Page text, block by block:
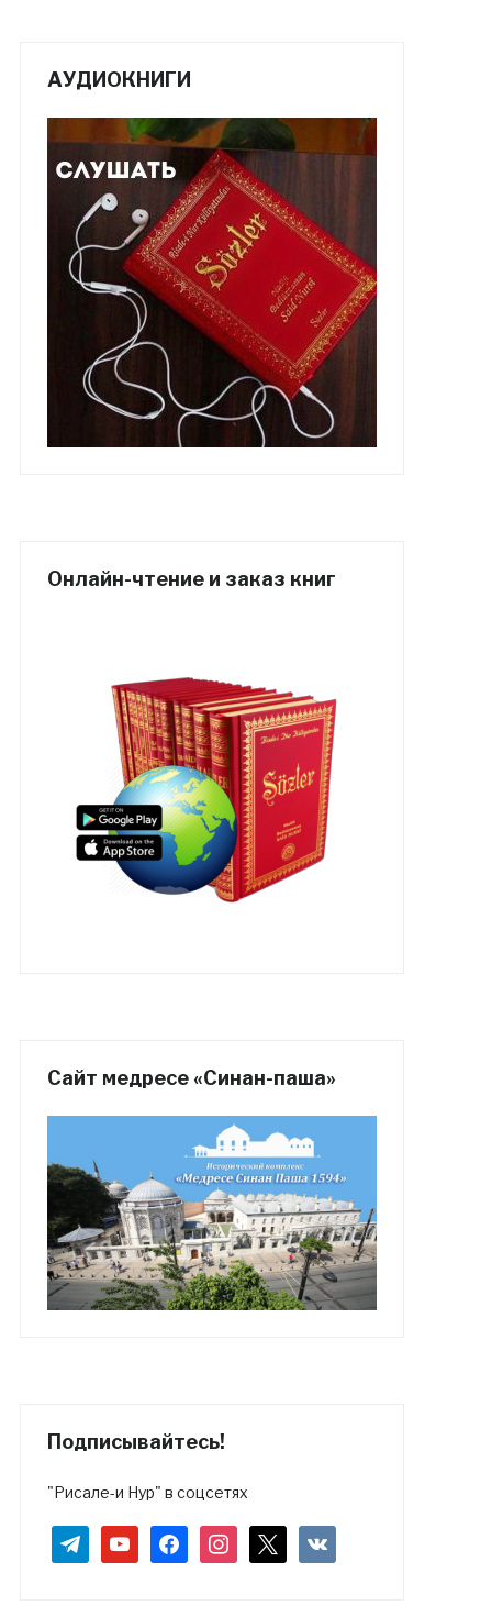
АУДИОКНИГИ
Онлайн-чтение и заказ книг
Сайт медресе «Синан-паша»
Подписывайтесь!
"Рисале-и Нур" в соцсетях
telegramyoutubefacebookinstagram vkontakte